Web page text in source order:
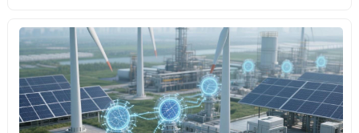
商业诋毁、侵犯商业秘密等不正当竞争行为，扰乱境内市
场竞争秩序，损害境内经营者或者消费者合法权益的，坚
决予以打击，保障我国产业链供应链安全，维护我国国家
和企业利益。积极探索域外执法实践，加快建设专门的涉
外执法人才队伍，支持有条件的...